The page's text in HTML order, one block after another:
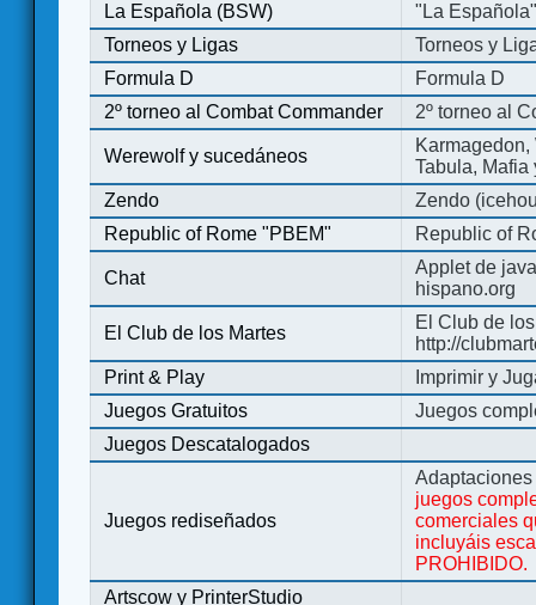
La Española (BSW)
"La
Torneos y Ligas
Torneos y
Formula D
Formula D
2º torneo al Combat Commander
2º torneo al
Werewolf y sucedáneos
Tabula, Mafia
Zendo
Zendo
Republic of Rome "PBEM"
Republic of
Chat
Applet de
hispano.org
El Club de los Martes
El Club de
http://
Print & Play
Imprimir y
Juegos Gratuitos
Juegos
Juegos Descatalogados
Juegos rediseñados
juegos
comerciales
incluyáis
PROHIBIDO.
Artscow y PrinterStudio